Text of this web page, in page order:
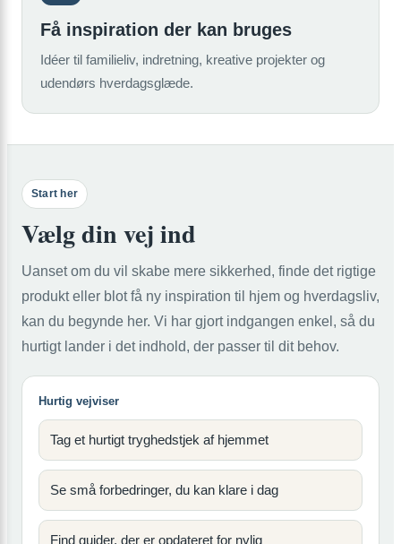
Få inspiration der kan bruges
Idéer til familieliv, indretning, kreative projekter og
udendørs hverdagsglæde.
Start her
Vælg din vej ind
Uanset om du vil skabe mere sikkerhed, finde det rigtige
produkt eller blot få ny inspiration til hjem og hverdagsliv,
kan du begynde her. Vi har gjort indgangen enkel, så du
hurtigt lander i det indhold, der passer til dit behov.
Hurtig vejviser
Tag et hurtigt tryghedstjek af hjemmet
Se små forbedringer, du kan klare i dag
Find guider, der er opdateret for nylig